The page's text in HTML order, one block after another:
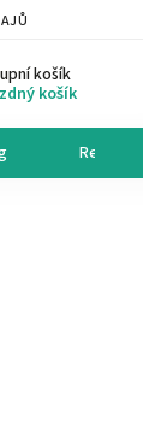
košík
košík
Recepty